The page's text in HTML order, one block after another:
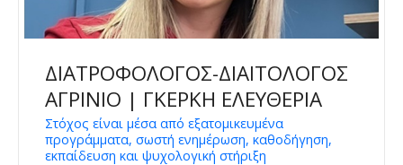
ΔΙΑΤΡΟΦΟΛΟΓΟΣ-ΔΙΑΙΤΟΛΟΓΟΣ
ΑΓΡΙΝΙΟ | ΓΚΕΡΚΗ ΕΛΕΥΘΕΡΙΑ
Στόχος είναι μέσα από εξατομικευμένα
προγράμματα, σωστή ενημέρωση, καθοδήγηση,
εκπαίδευση και ψυχολογική στήριξη